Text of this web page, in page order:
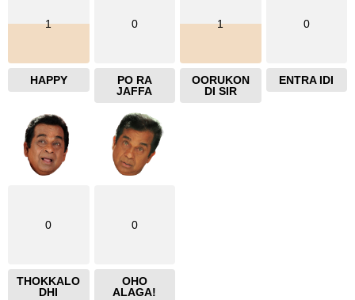
1
HAPPY
0
PO RA
JAFFA
1
OORUKON
DI SIR
0
ENTRA IDI
0
THOKKALO
DHI
0
OHO
ALAGA!